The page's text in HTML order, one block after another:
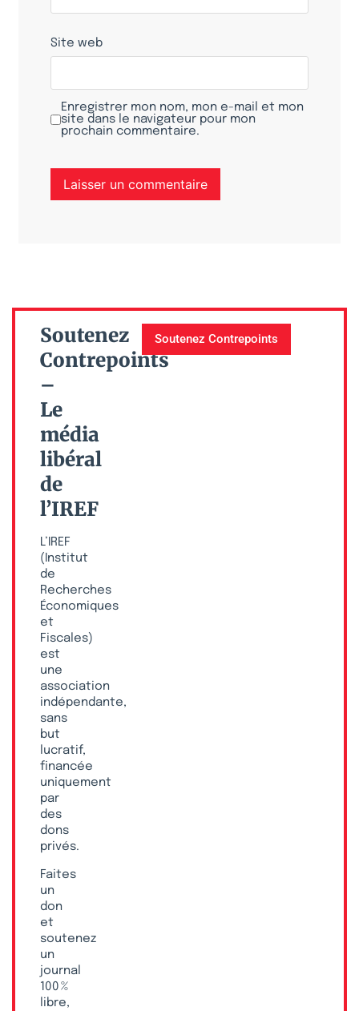
Site web
Enregistrer mon nom, mon e-mail et mon
site dans le navigateur pour mon
prochain commentaire.
Soutenez
Contrepoints
–
Le
média
libéral
de
l’IREF
L’IREF
(Institut
de
Recherches
Économiques
et
Fiscales)
est
une
association
indépendante,
sans
but
lucratif,
financée
uniquement
par
des
dons
privés.
Faites
un
don
et
soutenez
un
journal
100 %
libre,
Soutenez Contrepoints